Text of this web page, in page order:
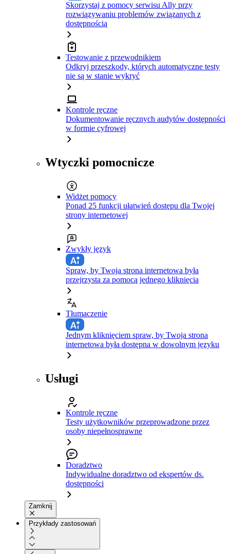
Skorzystaj z pomocy serwisu Ally przy
rozwiązywaniu problemów związanych z
dostępnością
Testowanie z przewodnikiem
Odkryj przeszkody, których automatyczne testy
nie są w stanie wykryć
Kontrole ręczne
Dokumentowanie ręcznych audytów dostępności
w formie cyfrowej
Wtyczki pomocnicze
Widżet pomocy
Ponad 25 funkcji ułatwień dostępu dla Twojej
strony internetowej
Zwykły język
Spraw, by Twoja strona internetowa była
przejrzysta za pomocą jednego kliknięcia
Tłumaczenie
Jednym kliknięciem spraw, by Twoja strona
internetowa była dostępna w dowolnym języku
Usługi
Kontrole ręczne
Testy użytkowników przeprowadzone przez
osoby niepełnosprawne
Doradztwo
Indywidualne doradztwo od ekspertów ds.
dostępności
Zamknij
Przykłady zastosowań